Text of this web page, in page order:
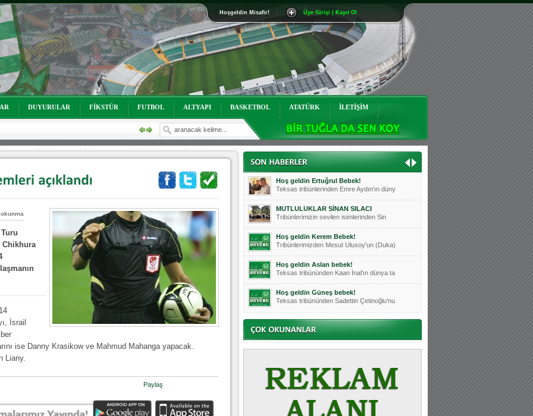
Hoşgeldin Misafir! Üye Girişi | Kayıt Ol
DUYURULAR FİKSTÜR FUTBOL ALTYAPI BASKETBOL ATATÜRK İLETİŞİM
Chikhura
İsrail
ise Danny Krasikow ve Mahmud Mahanga yapacak.
Liany.
Paylaş
Mutluluklar Ceyhun Tetik
Teksas tribünlerinin sevilen isimlerinde
Bursasporumuzun önü açılsın is
Teksaslı Bursasporlular Derneği Başkanı
Hoş geldin Alaz Bebek!
Teksas.org sistem yöneticisi, ekibimizin
Hoş geldin Göktuğ Bebek!
Teksas.org ekibimizden ve tribünlerimizi
Hoş geldin Kadir Kağan Bebek!
Teksas tribünlerinden Basri İleri'nin dü
Hoş geldin Ertuğrul Bebek!
Teksas tribünlerinden Emre Aydın'ın düny
MUTLULUKLAR SİNAN SILACI
Tribünlerimizin sevilen isimlerinden Sin
Hoş geldin Kerem Bebek!
Tribünlerimizden Mesut Ulusoy'un (Duka)
Hoş geldin Aslan bebek!
Teksas tribününden Kaan İnal'ın dünya ta
Hoş geldin Güneş bebek!
Teksas tribününden Sadettin Çetinoğlu'nu
Mutluluklar Ceyhun Tetik
Teksas tribünlerinin sevilen isimlerinde
Bursasporumuzun önü açılsın is
Hoş geldin Alaz Bebek!
Teksas.org sistem yöneticisi, ekibimizin
Hoş geldin Göktuğ Bebek!
Teksas.org ekibimizden ve tribünlerimizi